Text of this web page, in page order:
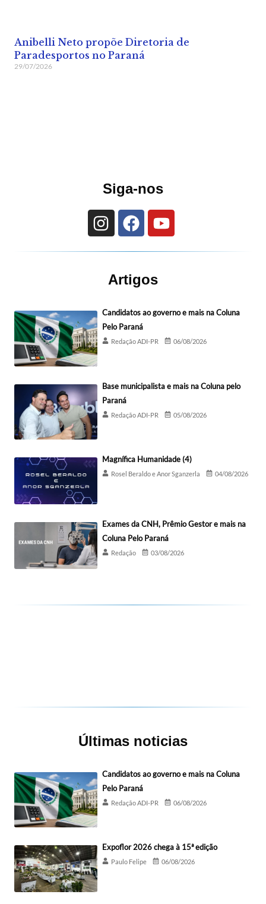
Anibelli Neto propõe Diretoria de
Paradesportos no Paraná
29/07/2026
Siga-nos
Artigos
Candidatos ao governo e mais na Coluna
Pelo Paraná
Redação ADI-PR 06/08/2026
Base municipalista e mais na Coluna pelo
Paraná
Redação ADI-PR 05/08/2026
Magnífica Humanidade (4)
Rosel Beraldo e Anor Sganzerla 04/08/2026
Exames da CNH, Prêmio Gestor e mais na
Coluna Pelo Paraná
Redação 03/08/2026
Últimas noticias
Candidatos ao governo e mais na Coluna
Pelo Paraná
Redação ADI-PR 06/08/2026
Expoflor 2026 chega à 15ª edição
Paulo Felipe 06/08/2026